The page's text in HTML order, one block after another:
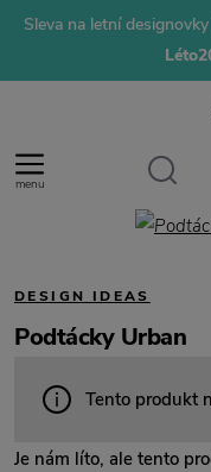
Sleva na letní
menu
DESIGN IDEAS
Podtácky Urban
Tento produkt
Je nám líto, ale tento